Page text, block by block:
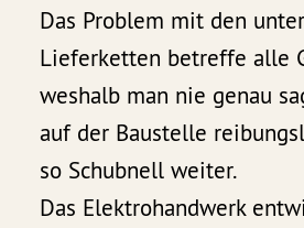
Das Problem mit den
Lieferketten betreffe alle
weshalb man nie genau
auf der Baustelle
so Schubnell weiter.
Das Elektrohandwerk